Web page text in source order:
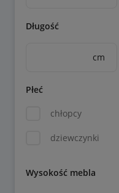
Długość
cm
Płeć
chłopcy
dziewczynki
Wysokość mebla